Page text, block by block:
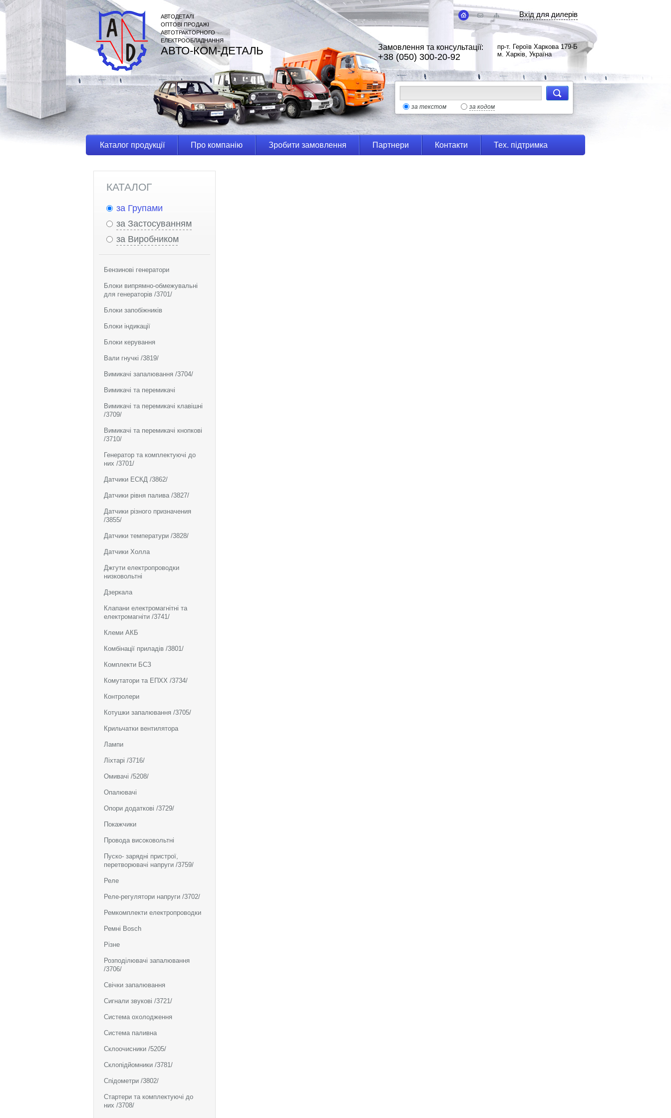
АВТОДЕТАЛІ
ОПТОВІ ПРОДАЖІ
АВТОТРАКТОРНОГО
ЕЛЕКТРООБЛАДНАННЯ
АВТО-КОМ-ДЕТАЛЬ
Вхід для дилерів
Замовлення та консультації:
+38 (050) 300-20-92
пр-т. Героїв Харкова 179-Б
м. Харків, Україна
за текстом за кодом
Каталог продукції Про компанію Зробити замовлення Партнери Контакти Тех. підтримка
КАТАЛОГ
за Групами
за Застосуванням
за Виробником
Бензинові генератори
Блоки випрямно-обмежувальні
для генераторів /3701/
Блоки запобіжників
Блоки індикації
Блоки керування
Вали гнучкі /3819/
Вимикачі запалювання /3704/
Вимикачі та перемикачі
Вимикачі та перемикачі клавішні
/3709/
Вимикачі та перемикачі кнопкові
/3710/
Генератор та комплектуючі до
них /3701/
Датчики ЕСКД /3862/
Датчики рівня палива /3827/
Датчики різного призначения
/3855/
Датчики температури /3828/
Датчики Холла
Джгути електропроводки
низковольтні
Дзеркала
Клапани електромагнітні та
електромагніти /3741/
Клеми АКБ
Комбінації приладів /3801/
Комплекти БСЗ
Комутатори та ЕПХХ /3734/
Контролери
Котушки запалювання /3705/
Крильчатки вентилятора
Лампи
Ліхтарі /3716/
Омивачі /5208/
Опалювачі
Опори додаткові /3729/
Покажчики
Провода високовольтні
Пуско- зарядні пристрої,
перетворювачі напруги /3759/
Реле
Реле-регулятори напруги /3702/
Ремкомплекти електропроводки
Ремні Bosch
Різне
Розподілювачі запалювання
/3706/
Свічки запалювання
Сигнали звукові /3721/
Система охолодження
Система паливна
Склоочисники /5205/
Склопідйомники /3781/
Спідометри /3802/
Стартери та комплектуючі до
них /3708/